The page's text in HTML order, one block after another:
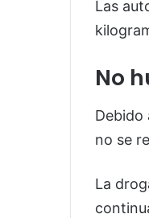
Las
No
Debido
no se
La